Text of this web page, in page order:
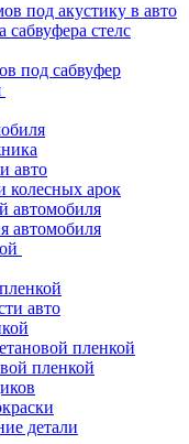
под акустику в авто
сабвуфера стелс
под сабвуфер
авто
колесных арок
автомобиля
автомобиля
авто
пленкой
пленкой
детали